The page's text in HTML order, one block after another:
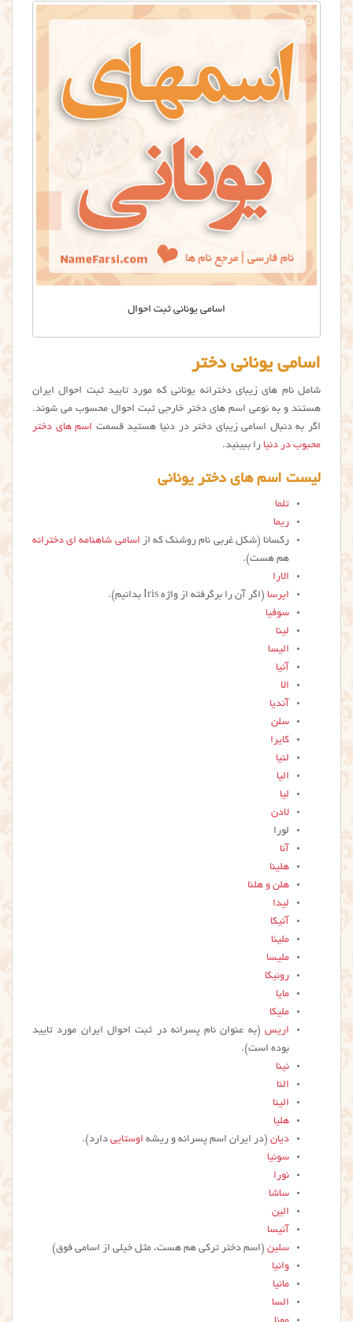
اسامی یونانی ثبت احوال
اسامی یونانی دختر
شامل نام های زیبای دخترانه یونانی که مورد تایید ثبت احوال ایران
هستند و به نوعی اسم های دختر خارجی ثبت احوال محسوب می شوند.
اگر به دنبال اسامی زیبای دختر در دنیا هستید قسمت اسم های دختر
محبوب در دنیا را ببینید.
ليست اسم هاي دختر يوناني
تلما
ریما
رکسانا (شکل غربی نام روشنک که از اسامی شاهنامه ای دخترانه
هم هست).
الارا
ایرسا (اگر آن را برگرفته از واژه Iris بدانیم).
سوفیا
لینا
الیسا
آنیا
الا
آندیا
سلن
کایرا
لنیا
الیا
لیا
لادن
لورا
آنا
هلینا
هلن و هلنا
لیدا
آنیکا
ملینا
ملیسا
رونیکا
مایا
ملیکا
اریس (به عنوان نام پسرانه در ثبت احوال ایران مورد تایید
بوده است).
نینا
النا
الینا
هلیا
دیان (در ایران اسم پسرانه و ریشه اوستایی دارد).
سونیا
نورا
ساشا
الین
آنیسا
سلین (اسم دختر ترکی هم هست، مثل خیلی از اسامی فوق)
وانیا
مانیا
السا